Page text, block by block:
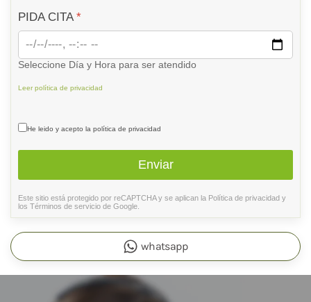
PIDA CITA *
Seleccione Día y Hora para ser atendido
Leer política de privacidad
Aceptación política de privacidad
He leido y acepto la política de privacidad
Enviar
reCAPTCHA*
Este sitio está protegido por reCAPTCHA y se aplican la Política de privacidad y
los Términos de servicio de Google.
whatsapp